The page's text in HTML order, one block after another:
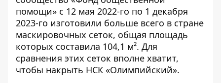
помощи» с 12 мая 2022-го по 1 декабря
2023-го изготовили больше всего в стране
маскировочных сеток, общая площадь
которых составила 104,1 м². Для
сравнения этих сеток вполне хватит,
чтобы накрыть НСК «Олимпийский».